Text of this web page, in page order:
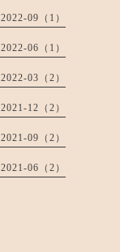
2022-09（1）
2022-06（1）
2022-03（2）
2021-12（2）
2021-09（2）
2021-06（2）